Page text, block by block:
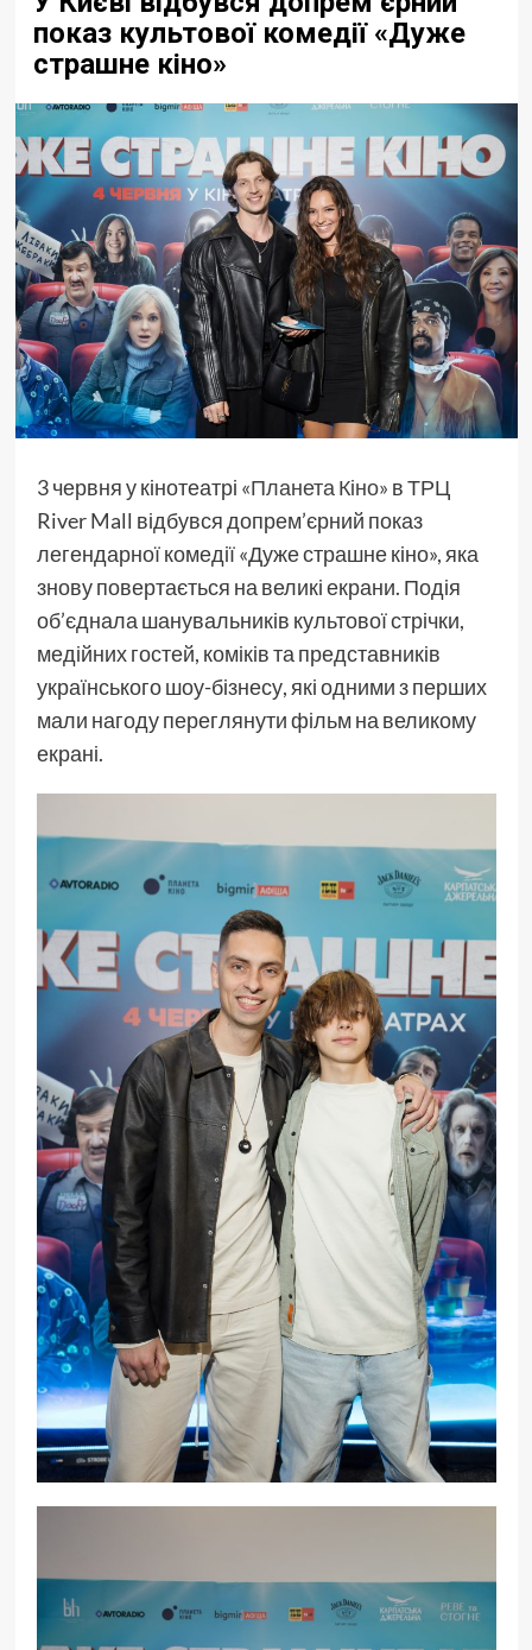
показ культової комедії «Дуже
страшне кіно»
3 червня у кінотеатрі «Планета Кіно» в ТРЦ
River Mall відбувся допрем’єрний показ
легендарної комедії «Дуже страшне кіно», яка
знову повертається на великі екрани. Подія
об’єднала шанувальників культової стрічки,
медійних гостей, коміків та представників
українського шоу-бізнесу, які одними з перших
мали нагоду переглянути фільм на великому
екрані.